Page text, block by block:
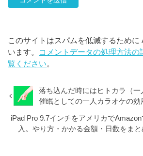
このサイトはスパムを低減するために
います。 コメントデータの処理方法の
覧ください。
落ち込んだ時にはヒトカラ（一
催眠としての一人カラオケの効
iPad Pro 9.7インチをアメリカで
入。やり方・かかる金額・日数をまと